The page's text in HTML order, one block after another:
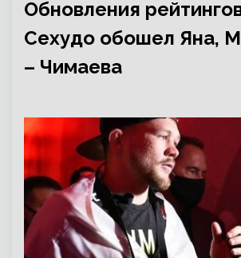
Обновления
Сехудо обошел Яна,
– Чимаева